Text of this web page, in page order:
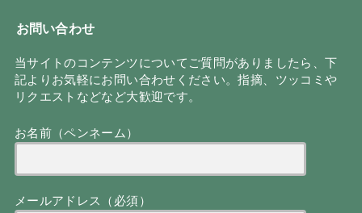
お問い合わせ
当サイトのコンテンツについてご質問がありましたら、下
記よりお気軽にお問い合わせください。指摘、ツッコミや
リクエストなどなど大歓迎です。
お名前（ペンネーム）
メールアドレス（必須）